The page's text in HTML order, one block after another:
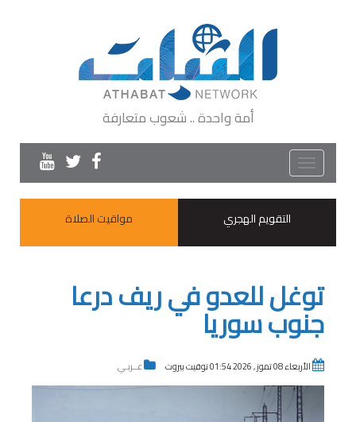
أمة واحدة .. شعوب متعارفة
Toggle
navigation
التقويم الهجري
مواقيت الصلاة
توغل للعدو في ريف درعا
جنوب سوريا
الأربعاء 08 تموز , 2026 01:54 توقيت بيروت عــربـي